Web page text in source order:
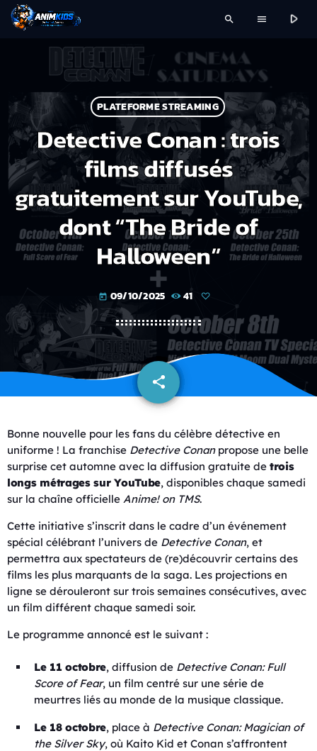
search menu play_arrow
PLATEFORME STREAMING
Detective Conan : trois
films diffusés
gratuitement sur YouTube,
dont “The Bride of
Halloween”
today 09/10/2025 41
share
email
Bonne nouvelle pour les fans du célèbre détective en
uniforme ! La franchise Detective Conanpropose une belle
surprise cet automne avec la diffusion gratuite de trois
longs métrages sur YouTube, disponibles chaque samedi
sur la chaîne officielle Anime! on TMS.
Cette initiative s’inscrit dans le cadre d’un événement
spécial célébrant l’univers de Detective Conan, et
permettra aux spectateurs de (re)découvrir certains des
films les plus marquants de la saga. Les projections en
ligne se dérouleront sur trois semaines consécutives, avec
un film différent chaque samedi soir.
Le programme annoncé est le suivant :
Le 11 octobre, diffusion de Detective Conan: Full
Score of Fear, un film centré sur une série de
meurtres liés au monde de la musique classique.
Le 18 octobre, place à Detective Conan: Magician of
the Silver Sky, où Kaito Kid et Conan s’affrontent